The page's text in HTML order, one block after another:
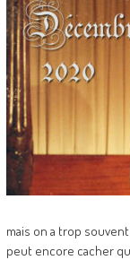
mais on a trop
peut encore cacher